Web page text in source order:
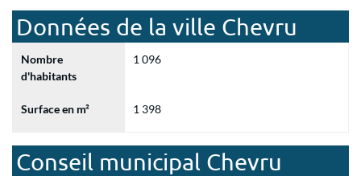
Données de la ville Chevru
Nombre
d'habitants
1 096
Surface en m² 1 398
Conseil municipal Chevru